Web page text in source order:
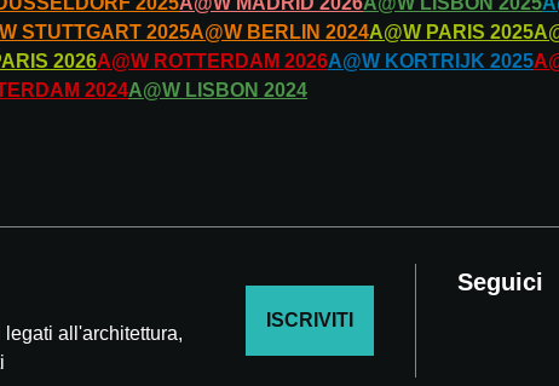
STUTTGART 2025A@W BERLIN 2024A@W PARIS 2025
2026A@W ROTTERDAM 2026A@W KORTRIJK 2025
2024A@W LISBON 2024
all'architettura,
ISCRIVITI
Seguici